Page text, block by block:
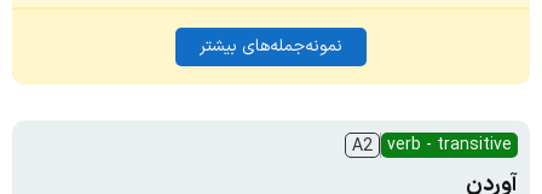
نمونه‌جمله‌های بیشتر
verb - transitive
A2
آوردن